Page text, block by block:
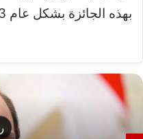
بهذه الجائزة بشكل عام 3 مرات أيضا.